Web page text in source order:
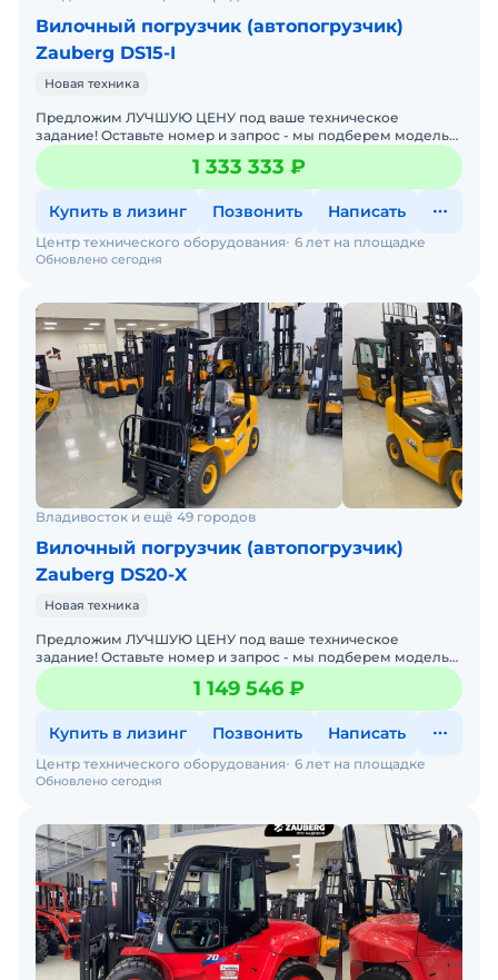
Вилочный погрузчик (автопогрузчик)
Zauberg DS15-I
Новая техника
Предложим ЛУЧШУЮ ЦЕНУ под ваше техническое
задание! Оставьте номер и запрос - мы подберем модель
со СКИДКОЙ. В наличии на складах новые вилочные
погрузчики
1 333 333 ₽
Купить в лизинг Позвонить Написать
Обновлено сегодня
Центр технического оборудования 6 лет на площадке
Владивосток и ещё 49 городов
Вилочный погрузчик (автопогрузчик)
Zauberg DS20-X
Новая техника
Предложим ЛУЧШУЮ ЦЕНУ под ваше техническое
задание! Оставьте номер и запрос - мы подберем модель
со СКИДКОЙ. В наличии на складах новые вилочные
погрузчики
1 149 546 ₽
Купить в лизинг Позвонить Написать
Обновлено сегодня
Центр технического оборудования 6 лет на площадке